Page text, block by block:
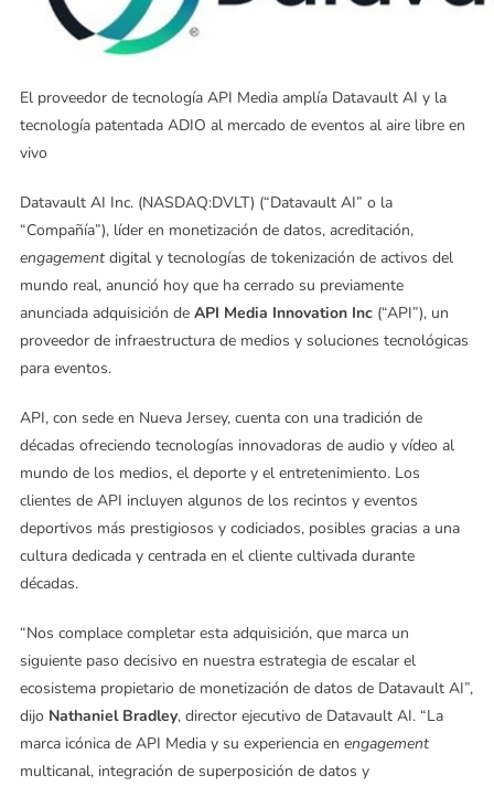
El proveedor de tecnología API Media amplía Datavault AI y la
tecnología patentada ADIO al mercado de eventos al aire libre en
vivo
Datavault AI Inc. (NASDAQ:DVLT) (“Datavault AI” o la
“Compañía”), líder en monetización de datos, acreditación,
engagementdigital y tecnologías de tokenización de activos del
mundo real, anunció hoy que ha cerrado su previamente
anunciada adquisición de API Media Innovation Inc(“API”), un
proveedor de infraestructura de medios y soluciones tecnológicas
para eventos.
API, con sede en Nueva Jersey, cuenta con una tradición de
décadas ofreciendo tecnologías innovadoras de audio y vídeo al
mundo de los medios, el deporte y el entretenimiento. Los
clientes de API incluyen algunos de los recintos y eventos
deportivos más prestigiosos y codiciados, posibles gracias a una
cultura dedicada y centrada en el cliente cultivada durante
décadas.
“Nos complace completar esta adquisición, que marca un
siguiente paso decisivo en nuestra estrategia de escalar el
ecosistema propietario de monetización de datos de Datavault AI”,
dijo Nathaniel Bradley, director ejecutivo de Datavault AI. “La
marca icónica de API Media y su experiencia en engagement
multicanal, integración de superposición de datos y